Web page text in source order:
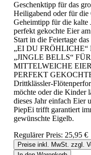
Geschenktipp für das
Heiligabend oder für
Geheimtipp für die kalte
perfekt gekochte Eier
Start in die Feiertage
„EI DU FRÖHLICHE“
„JINGLE BELLS“
MITTELWEICHE
PERFEKT
Drittklässler-
möchte oder die Kinder
dieses Jahr einfach Eier
PiepEi trifft garantiert
gewünschte Eigelb.
Regulärer Preis: 25,95 €
Preise inkl. MwSt. zzgl.